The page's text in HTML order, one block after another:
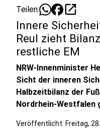
Teilen: open_in_new
Innere
Reul zieht
restliche EM
NRW-Innenminister
Sicht der inneren
Halbzeitbilanz der
Nordrhein-Westfalen
Veröffentlicht: Freitag,